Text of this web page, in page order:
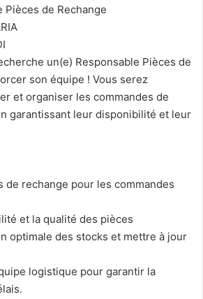
Pièces de Rechange
un(e) Responsable Pièces de
son équipe ! Vous serez
et organiser les commandes de
garantissant leur disponibilité et leur
de rechange pour les commandes
et la qualité des pièces
optimale des stocks et mettre à jour
logistique pour garantir la